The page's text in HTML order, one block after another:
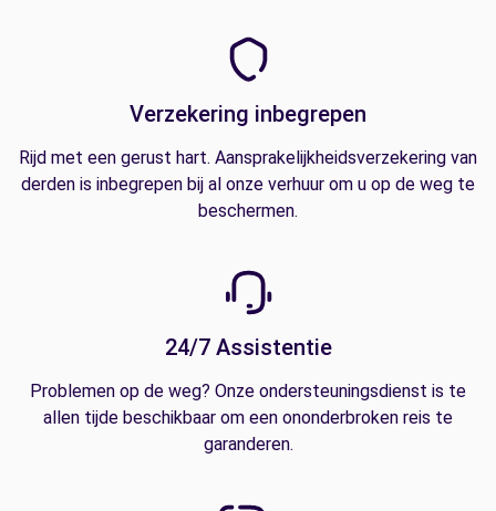
Verzekering inbegrepen
Rijd met een gerust hart. Aansprakelijkheidsverzekering van
derden is inbegrepen bij al onze verhuur om u op de weg te
beschermen.
24/7 Assistentie
Problemen op de weg? Onze ondersteuningsdienst is te
allen tijde beschikbaar om een ononderbroken reis te
garanderen.